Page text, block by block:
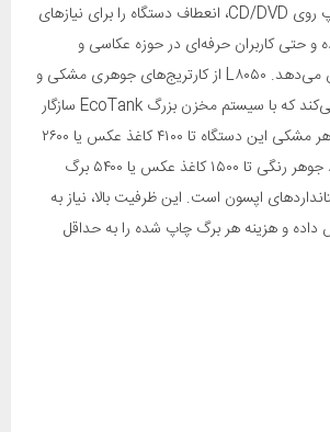
بدون حاشیه و چاپ روی CD/DVD، انعطاف دستگاه را برای نیازهای
حتی کاربران حرفه‌ای در حوزه عکاسی و
موسیقی را پوشش می‌دهد. L۸۰۵۰ از کارتریج‌های جوهری مشکی و
CMYK استفاده می‌کند که با سیستم مخزن بزرگ EcoTank سازگار
هستند. کارکرد جوهر مشکی این دستگاه تا ۴۱۰۰ کاغذ عکس یا ۲۶۰۰
برگ متنی و کارکرد جوهر رنگی تا ۱۵۰۰ کاغذ عکس یا ۵۴۰۰ برگ
اپسون است. این ظرفیت بالا، نیاز به
داده و هزینه هر برگ چاپ شده را به حداقل